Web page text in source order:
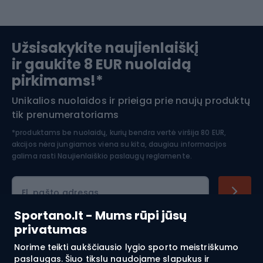
Sportano.lt - Mums rūpi jūsų
privatumas
Norime teikti aukščiausio lygio sporto meistriškumo
paslaugas. Šiuo tikslu naudojame slapukus ir
forma ir būdas sumažinti stresą. Galiausiai, naudojimasis
išspaudimo treniruokliu yra labai praktiškas, nes tai
nedidelis prietaisas, kurį galima visur nešiotis su savimi.
Dėl to treniruotis galima beveik bet kur ir bet kada, todėl
tai puiki priemonė žmonėms, kurių gyvenimo būdas
užimtas.
Slidinėjimas
Apranga žiemos sportui
Šiaurietiškas ėjimas
Užsisakykite naujienlaiškį
ir gaukite 8 EUR nuolaidą
pirkimams!*
Unikalios nuolaidos ir prieiga prie naujų produktų
tik prenumeratoriams
*produktams be nuolaidų, kurių bendra vertė viršija 80 EUR,
akcijos nėra jungiamos viena su kita, daugiau informacijos
galima rasti Naujienlaiškio paslaugų reglamente.
El. pašto adresas
Pirkimas